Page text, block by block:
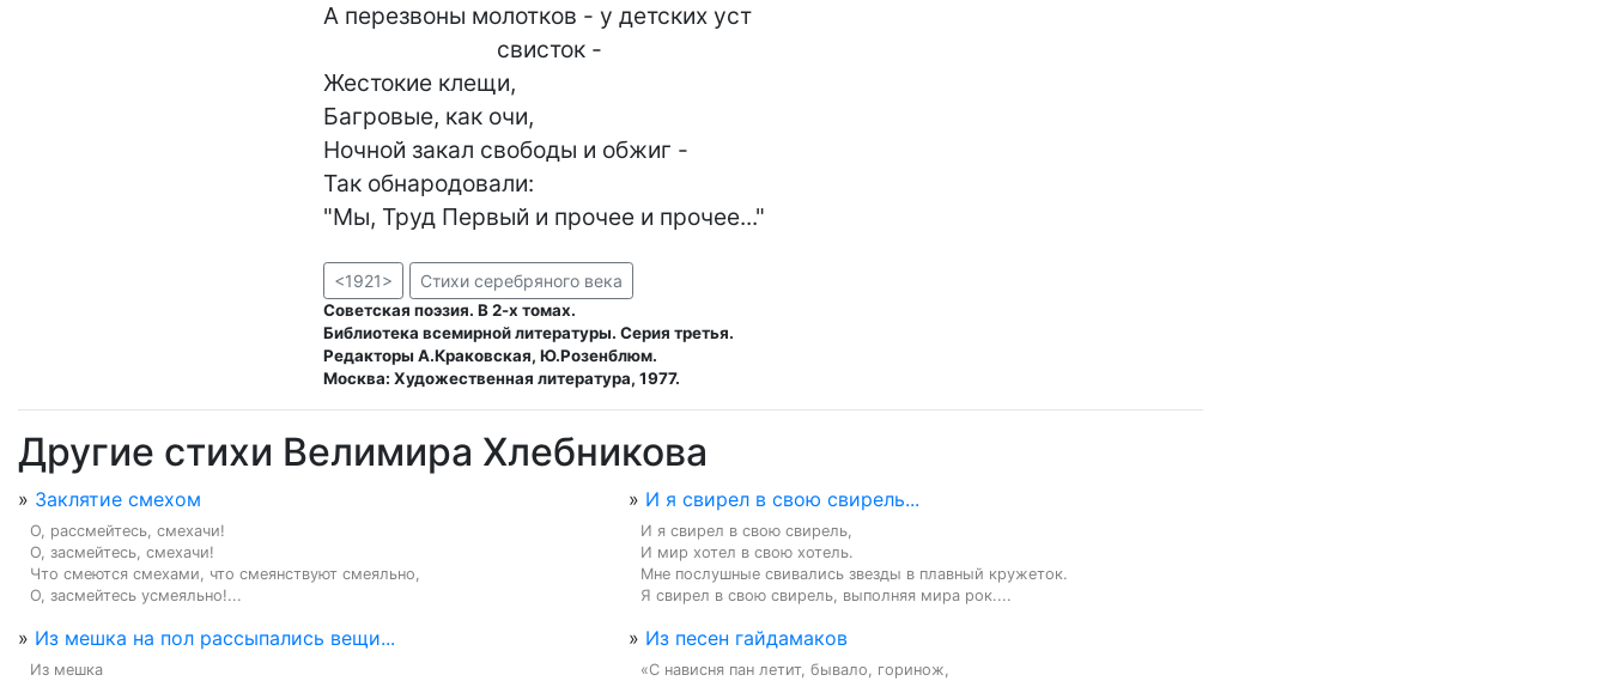
А перезвоны молотков - у детских уст
Жестокие клещи,
Багровые, как очи,
Ночной закал свободы и обжиг -
Так обнародовали:
"Мы, Труд Первый и прочее и прочее..."
<1921> Стихи серебряного века
Советская поэзия. В 2-х томах.
Библиотека всемирной литературы. Серия третья.
Редакторы А.Краковская, Ю.Розенблюм.
Москва: Художественная литература, 1977.
Другие стихи Велимира Хлебникова
» Заклятие смехом
О, рассмейтесь, смехачи!
О, засмейтесь, смехачи!
Что смеются смехами, что смеянствуют смеяльно,
О, засмейтесь усмеяльно!...
» И я свирел в свою свирель...
И я свирел в свою свирель,
И мир хотел в свою хотель.
Мне послушные свивались звезды в плавный кружеток.
Я свирел в свою свирель, выполняя мира рок....
» Из мешка на пол рассыпались вещи...
Из мешка
» Из песен гайдамаков
«С нависня пан летит, бывало, горинож,